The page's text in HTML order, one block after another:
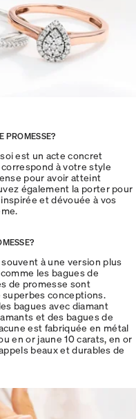
PROMESSE?
est un acte concret
à votre style
pour avoir atteint
également la porter pour
et dévouée à vos
à une version plus
les bagues de
de promesse sont
conceptions.
bagues avec diamant
et des bagues de
est fabriquée en métal
en or jaune 10 carats, en or
beaux et durables de